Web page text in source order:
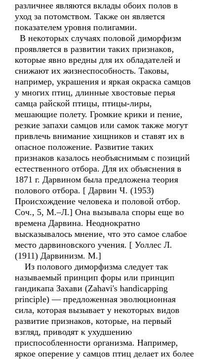
различнее являются вклады обоих полов в
уход за потомством. Также он является
показателем уровня полигамии.
В некоторых случаях половой диморфизм
проявляется в развитии таких признаков,
которые явно вредны для их обладателей и
снижают их жизнеспособность. Таковы,
например, украшения и яркая окраска самцов
у многих птиц, длинные хвостовые перья
самца райской птицы, птицы-лиры,
мешающие полету. Громкие крики и пение,
резкие запахи самцов или самок также могут
привлечь внимание хищников и ставят их в
опасное положение. Развитие таких
признаков казалось необъяснимым с позиций
естественного отбора. Для их объяснения в
1871 г. Дарвином была предложена теория
полового отбора. [ Дарвин Ч. (1953)
Происхождение человека и половой отбор.
Соч., 5, М.–Л.] Она вызывала споры еще во
времена Дарвина. Неоднократно
высказывалось мнение, что это самое слабое
место дарвиновского учения. [ Уоллес Л.
(1911) Дарвинизм. М.]
Из полового диморфизма следует так
называемый принцип форы или принцип
гандикапа Захави (Zahavi's handicapping
principle) — предложенная эволюционная
сила, которая вызывает у некоторых видов
развитие признаков, которые, на первый
взгляд, приводят к ухудшению
приспособленности организма. Например,
яркое оперение у самцов птиц делает их более